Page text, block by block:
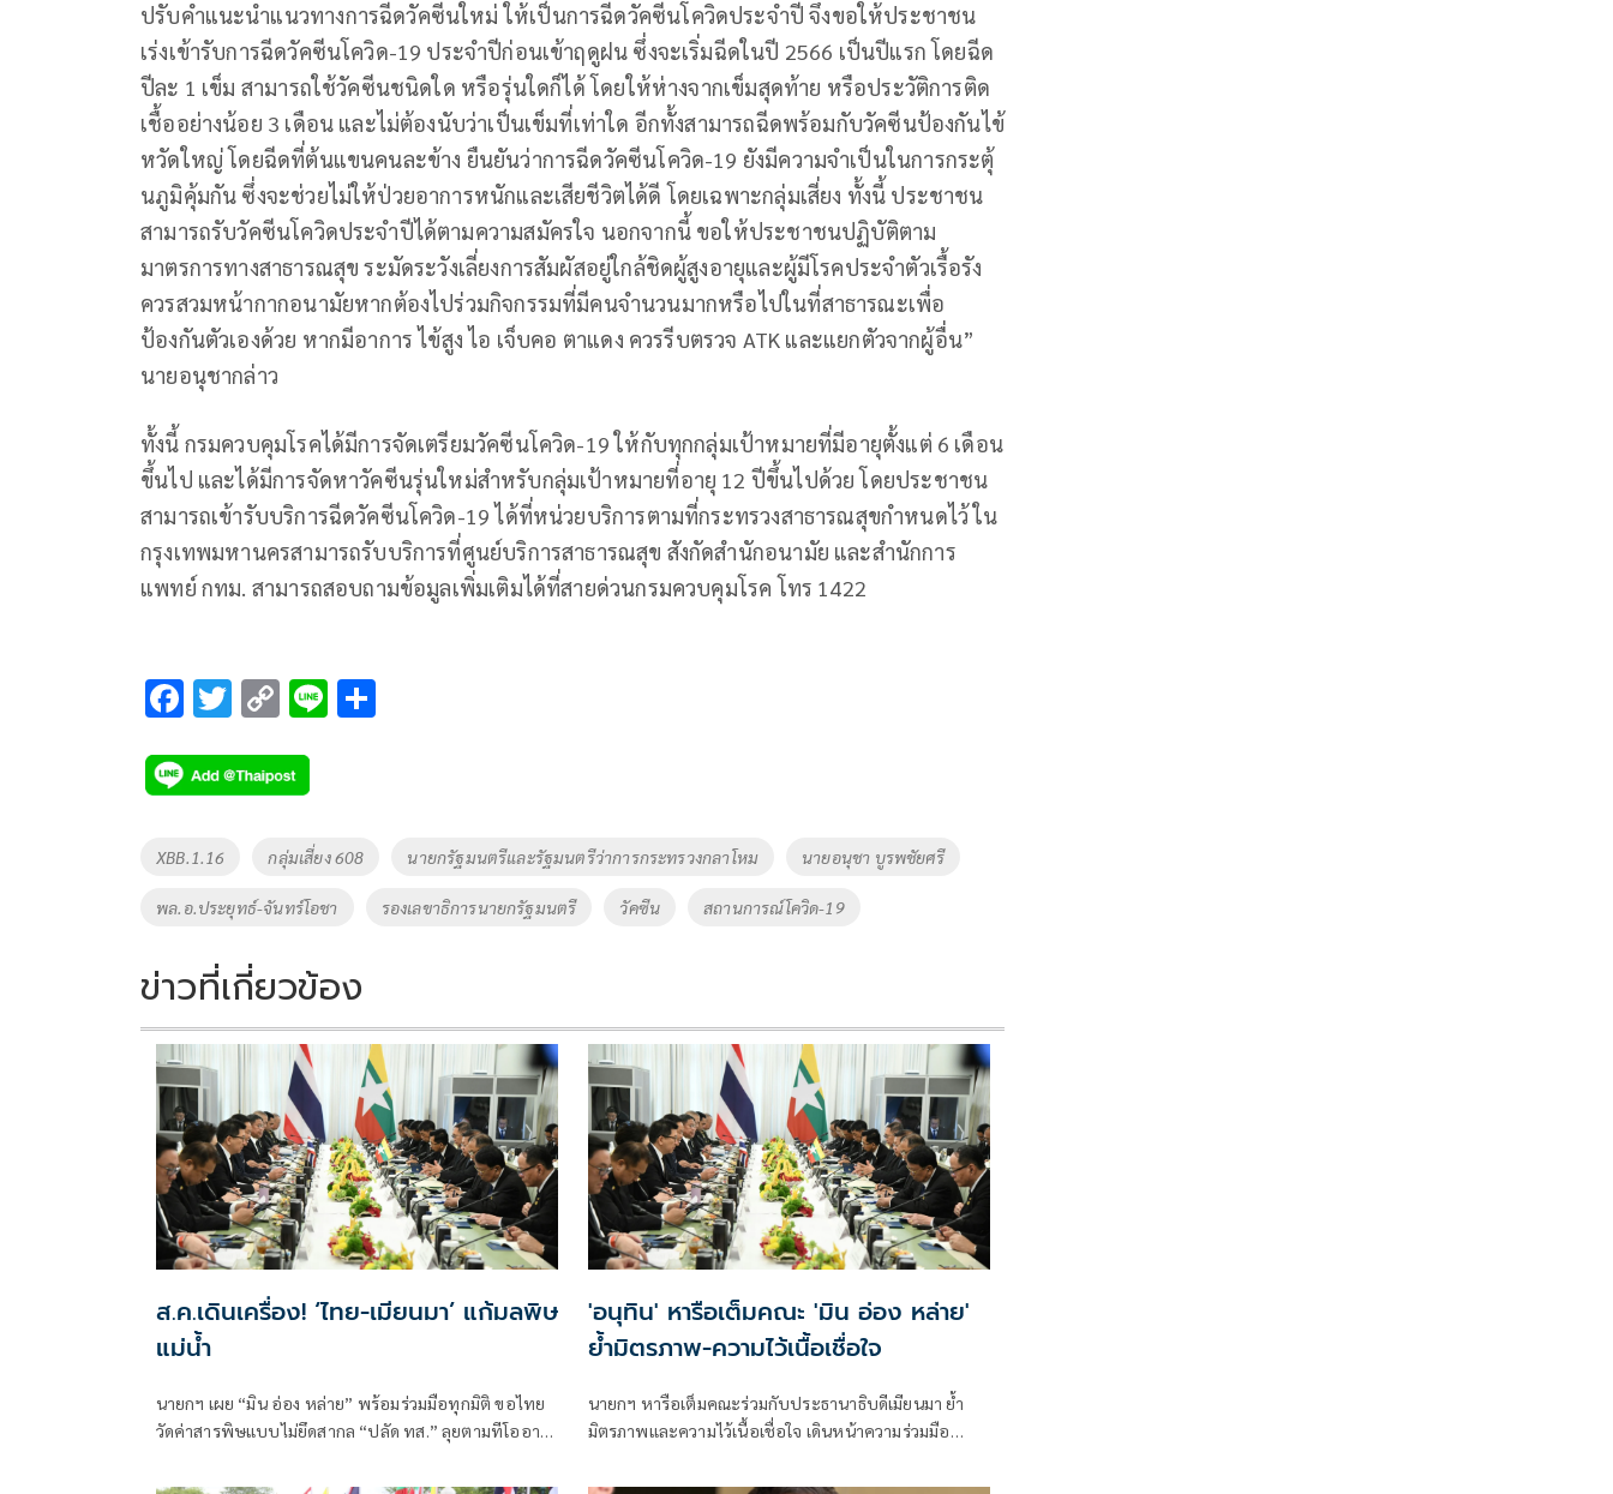
ปรับคำแนะนำแนวทางการฉีดวัคซีนใหม่ ให้เป็นการฉีดวัคซีนโควิดประจำปี จึงขอให้ประชาชน
เร่งเข้ารับการฉีดวัคซีนโควิด-19 ประจำปีก่อนเข้าฤดูฝน ซึ่งจะเริ่มฉีดในปี 2566 เป็นปีแรก โดยฉีด
ปีละ 1 เข็ม สามารถใช้วัคซีนชนิดใด หรือรุ่นใดก็ได้ โดยให้ห่างจากเข็มสุดท้าย หรือประวัติการติด
เชื้ออย่างน้อย 3 เดือน และไม่ต้องนับว่าเป็นเข็มที่เท่าใด อีกทั้งสามารถฉีดพร้อมกับวัคซีนป้องกันไข้
หวัดใหญ่ โดยฉีดที่ต้นแขนคนละข้าง ยืนยันว่าการฉีดวัคซีนโควิด-19 ยังมีความจำเป็นในการกระตุ้
นภูมิคุ้มกัน ซึ่งจะช่วยไม่ให้ป่วยอาการหนักและเสียชีวิตได้ดี โดยเฉพาะกลุ่มเสี่ยง ทั้งนี้ ประชาชน
สามารถรับวัคซีนโควิดประจำปีได้ตามความสมัครใจ นอกจากนี้ ขอให้ประชาชนปฏิบัติตาม
มาตรการทางสาธารณสุข ระมัดระวังเลี่ยงการสัมผัสอยู่ใกล้ชิดผู้สูงอายุและผู้มีโรคประจำตัวเรื้อรัง
ควรสวมหน้ากากอนามัยหากต้องไปร่วมกิจกรรมที่มีคนจำนวนมากหรือไปในที่สาธารณะเพื่อ
ป้องกันตัวเองด้วย หากมีอาการ ไข้สูง ไอ เจ็บคอ ตาแดง ควรรีบตรวจ ATK และแยกตัวจากผู้อื่น”
นายอนุชากล่าว
ทั้งนี้ กรมควบคุมโรคได้มีการจัดเตรียมวัคซีนโควิด-19 ให้กับทุกกลุ่มเป้าหมายที่มีอายุตั้งแต่ 6 เดือน
ขึ้นไป และได้มีการจัดหาวัคซีนรุ่นใหม่สำหรับกลุ่มเป้าหมายที่อายุ 12 ปีขึ้นไปด้วย โดยประชาชน
สามารถเข้ารับบริการฉีดวัคซีนโควิด-19 ได้ที่หน่วยบริการตามที่กระทรวงสาธารณสุขกำหนดไว้ ใน
กรุงเทพมหานครสามารถรับบริการที่ศูนย์บริการสาธารณสุข สังกัดสำนักอนามัย และสำนักการ
แพทย์ กทม. สามารถสอบถามข้อมูลเพิ่มเติมได้ที่สายด่วนกรมควบคุมโรค โทร 1422
F
e
b
o
k
T
tt
er
C
p
y
Li
n
k
Li
Tags
XBB.1.16 กลุ่มเสี่ยง 608 นายกรัฐมนตรีและรัฐมนตรีว่าการกระทรวงกลาโหม นายอนุชา บูรพชัยศรี
พล.อ.ประยุทธ์-จันทร์โอชา รองเลขาธิการนายกรัฐมนตรี วัคซีน สถานการณ์โควิด-19
ข่าวที่เกี่ยวข้อง
ส.ค.เดินเครื่อง! ‘ไทย-เมียนมา’ แก้มลพิษ
แม่นํ้า
นายกฯ เผย “มิน อ่อง หล่าย” พร้อมร่วมมือทุกมิติ ขอไทย
วัดค่าสารพิษแบบไม่ยึดสากล “ปลัด ทส.” ลุยตามทีโออาร์
ยุทธศาสตร์การทูตไทยบนเวทีโลก
'อนุทิน' หารือเต็มคณะ 'มิน อ่อง หล่าย'
ย้ำมิตรภาพ-ความไว้เนื้อเชื่อใจ
นายกฯ หารือเต็มคณะร่วมกับประธานาธิบดีเมียนมา ย้ำ
มิตรภาพและความไว้เนื้อเชื่อใจ เดินหน้าความร่วมมือ
-จัดการคุณภาพน้ำ -เทคโนโลยีอวกาศ